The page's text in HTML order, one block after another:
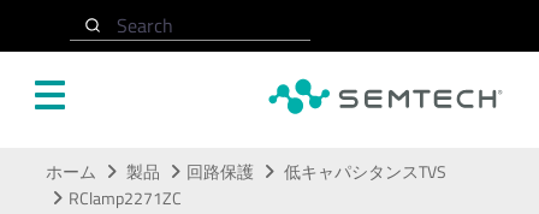
Search
ホーム 製品 回路保護
低キャパシタンスTVS
RClamp2271ZC